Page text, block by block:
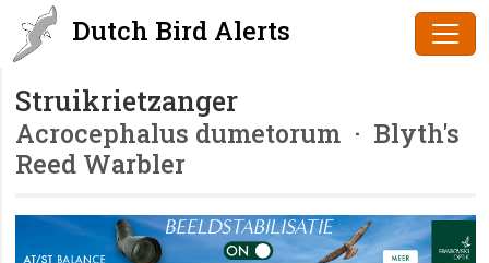
Dutch Bird Alerts
Struikrietzanger
Acrocephalus dumetorum · Blyth's
Reed Warbler